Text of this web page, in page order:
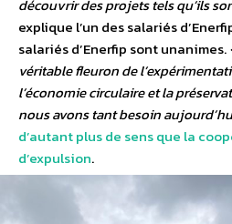
découvrir des projets tels qu’ils
explique l’un des salariés
salariés d’Enerfip sont unanimes.
véritable fleuron de
l’économie circulaire et la
nous avons tant besoin
d’autant plus de sens que la
d’expulsion.